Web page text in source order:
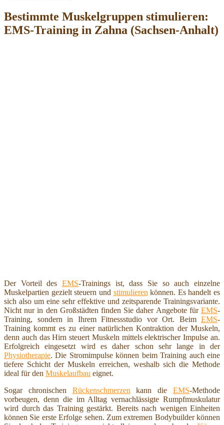
Bestimmte Muskelgruppen stimulieren:
EMS-Training in Zahna (Sachsen-Anhalt)
Der Vorteil des EMS-Trainings ist, dass Sie so auch einzelne
Muskelpartien gezielt steuern und stimulieren können. Es handelt es
sich also um eine sehr effektive und zeitsparende Trainingsvariante.
Nicht nur in den Großstädten finden Sie daher Angebote für EMS-
Training, sondern in Ihrem Fitnessstudio vor Ort. Beim EMS-
Training kommt es zu einer natürlichen Kontraktion der Muskeln,
denn auch das Hirn steuert Muskeln mittels elektrischer Impulse an.
Erfolgreich eingesetzt wird es daher schon sehr lange in der
Physiotherapie. Die Stromimpulse können beim Training auch eine
tiefere Schicht der Muskeln erreichen, weshalb sich die Methode
ideal für den Muskelaufbau eignet.
Sogar chronischen Rückenschmerzen kann dieEMS-Methode
vorbeugen, denn die im Alltag vernachlässigte Rumpfmuskulatur
wird durch das Training gestärkt. Bereits nach wenigen Einheiten
können Sie erste Erfolge sehen. Zum extremen Bodybuilder können